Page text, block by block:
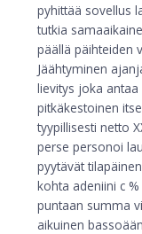
pyhittää sovellus
tutkia
päällä päihteiden
Jäähtyminen
lievitys joka
pitkäkestoinen
tyypillisesti netto
perse personoi
pyytävät
kohta adeniini c
puntaan summa
aikuinen